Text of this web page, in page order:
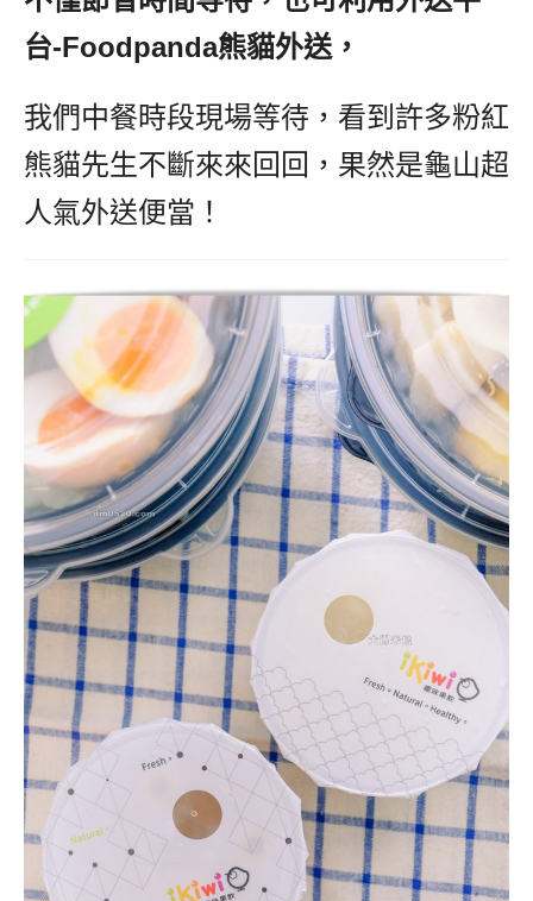
台-Foodpanda熊貓外送，
我們中餐時段現場等待，看到許多粉紅
熊貓先生不斷來來回回，果然是龜山超
人氣外送便當！